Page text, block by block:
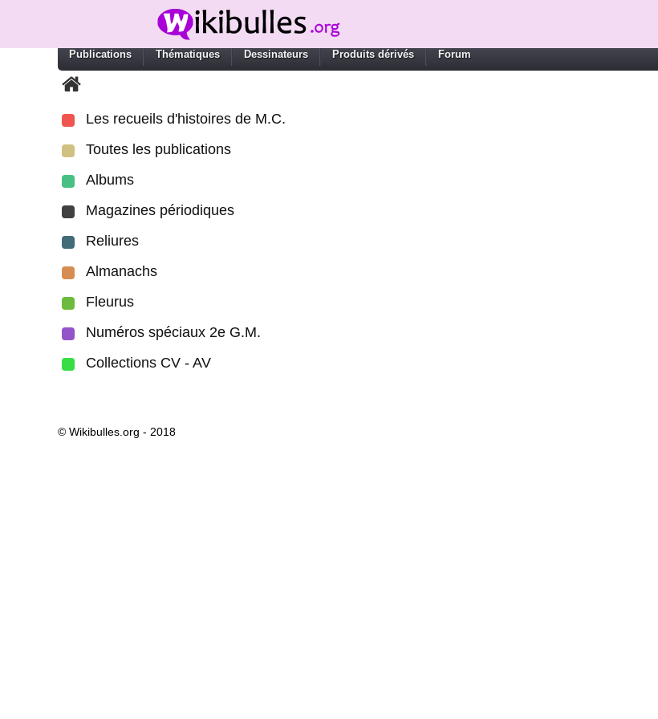
Publications Thématiques Dessinateurs Produits dérivés Forum
Les recueils d'histoires de M.C.
Toutes les publications
Albums
Magazines périodiques
Reliures
Almanachs
Fleurus
Numéros spéciaux 2e G.M.
Collections CV - AV
© Wikibulles.org - 2018